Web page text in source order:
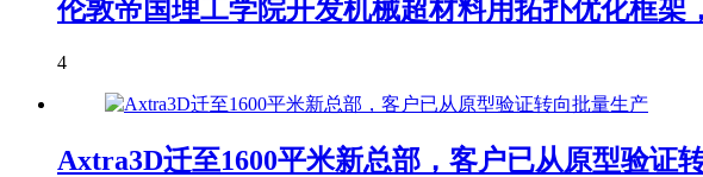
伦敦帝国理工学院开发机械超材料用拓扑优化框架
4
Axtra3D迁至1600平米新总部，客户已从原型验证